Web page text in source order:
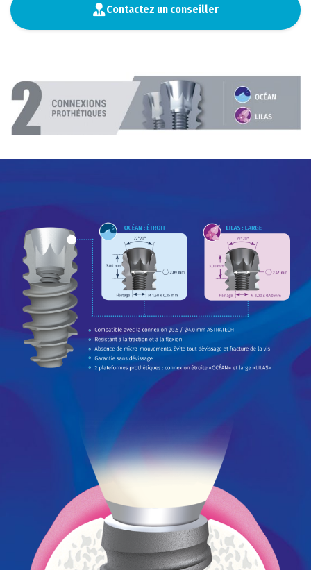
Contactez un conseiller